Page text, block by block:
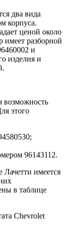
два вида
корпуса.
ценой около
имеет разборной
и
изделия и
возможность
этого
96143112.
имеется
в таблице
Chevrolet